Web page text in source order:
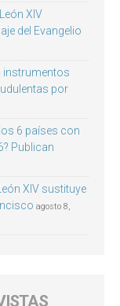
XIV
del Evangelio
instrumentos
por
6 países con
Publican
XIV sustituye
agosto 8,